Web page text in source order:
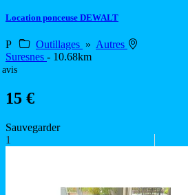
Location ponceuse DEWALT
P Outillages » Autres
Suresnes - 10.68km
avis
15 €
Sauvegarder
1